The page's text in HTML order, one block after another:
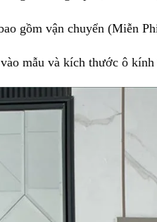
gồm vận chuyển (Miễn
mẫu và kích thước ô